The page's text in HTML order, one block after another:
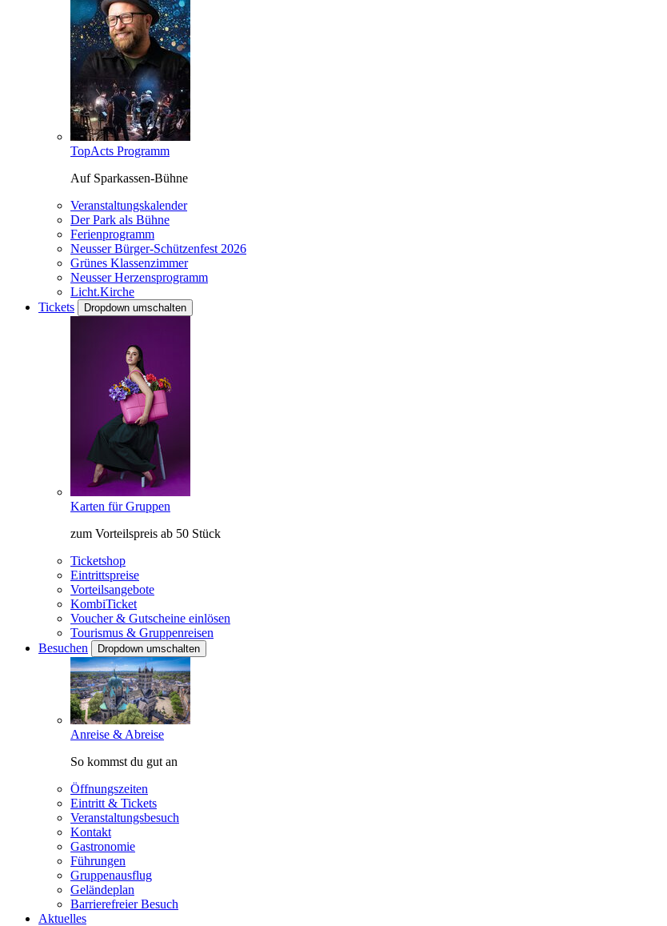
TopActs Programm
Auf Sparkassen-Bühne
Veranstaltungskalender
Der Park als Bühne
Ferienprogramm
Neusser Bürger-Schützenfest 2026
Grünes Klassenzimmer
Neusser Herzensprogramm
Licht.Kirche
Tickets
Dropdown umschalten
Karten für Gruppen
zum Vorteilspreis ab 50 Stück
Ticketshop
Eintrittspreise
Vorteilsangebote
KombiTicket
Voucher & Gutscheine einlösen
Tourismus & Gruppenreisen
Besuchen
Dropdown umschalten
Anreise & Abreise
So kommst du gut an
Öffnungszeiten
Eintritt & Tickets
Veranstaltungsbesuch
Kontakt
Gastronomie
Führungen
Gruppenausflug
Geländeplan
Barrierefreier Besuch
Aktuelles